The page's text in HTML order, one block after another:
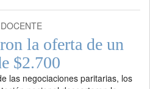
la oferta de un
$2.700
las negociaciones paritarias, los